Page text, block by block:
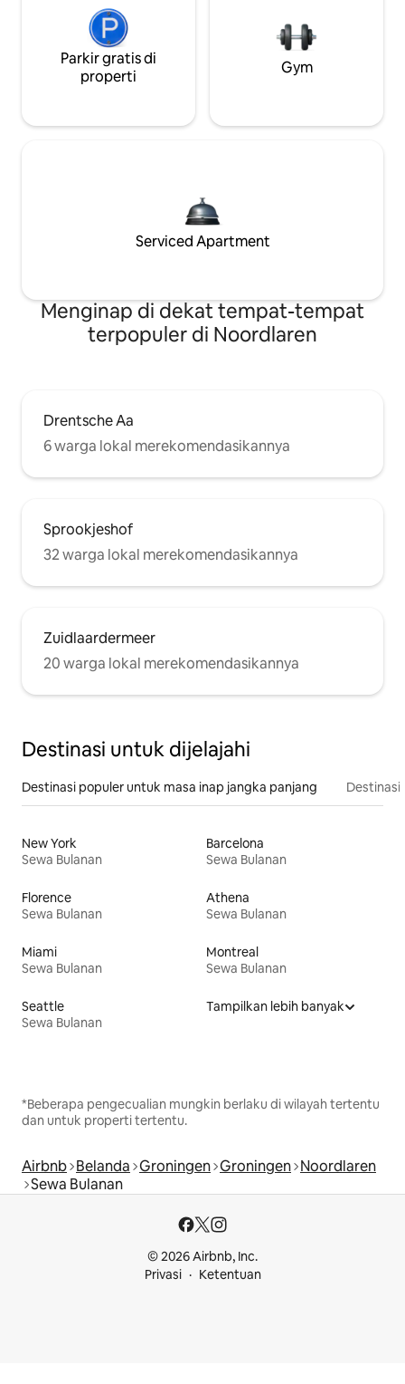
Parkir gratis di
properti
Gym
Serviced Apartment
Menginap di dekat tempat-tempat
terpopuler di Noordlaren
Drentsche Aa
6 warga lokal merekomendasikannya
Sprookjeshof
32 warga lokal merekomendasikannya
Zuidlaardermeer
20 warga lokal merekomendasikannya
Destinasi untuk dijelajahi
Destinasi populer untuk masa inap jangka panjang Destinasi
New York
Sewa Bulanan
Barcelona
Sewa Bulanan
Florence
Sewa Bulanan
Athena
Sewa Bulanan
Miami
Sewa Bulanan
Montreal
Sewa Bulanan
Seattle
Sewa Bulanan
Tampilkan lebih banyak
*Beberapa pengecualian mungkin berlaku di wilayah tertentu
dan untuk properti tertentu.
Airbnb Belanda Groningen Groningen Noordlaren
Sewa Bulanan
© 2026 Airbnb, Inc.
Privasi
Ketentuan